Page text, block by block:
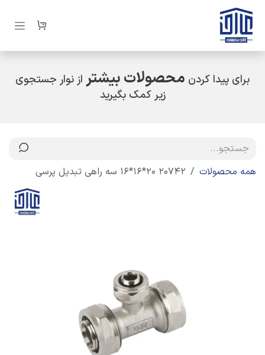
صرف نظر و مشاهده محتوا
برای پیدا کردن محصولات بیشتر از نوار جستجوی
زیر کمک بگیرید
همه محصولات 20742 20*16*16 سه راهی تبدیل پرسی